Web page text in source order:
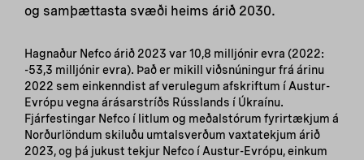
og samþættasta svæði heims árið 2030.
Hagnaður Nefco árið 2023 var 10,8 milljónir evra (2022:
-53,3 milljónir evra). Það er mikill viðsnúningur frá árinu
2022 sem einkenndist af verulegum afskriftum í Austur-
Evrópu vegna árásarstríðs Rússlands í Úkraínu.
Fjárfestingar Nefco í litlum og meðalstórum fyrirtækjum á
Norðurlöndum skiluðu umtalsverðum vaxtatekjum árið
2023, og þá jukust tekjur Nefco í Austur-Evrópu, einkum